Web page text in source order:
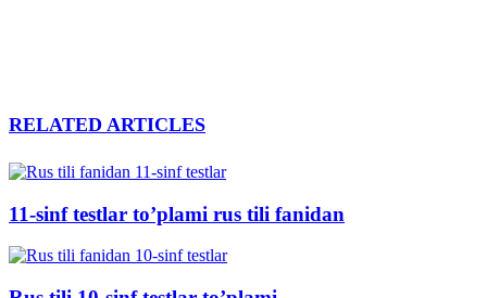
RELATED ARTICLES
11-sinf testlar to’plami rus tili fanidan